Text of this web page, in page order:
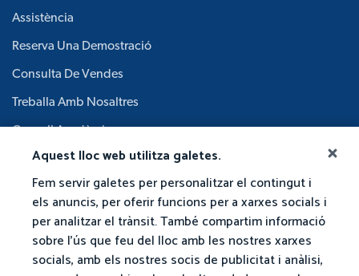
Aquest lloc web utilitza galetes.
Fem servir galetes per personalitzar el contingut i
els anuncis, per oferir funcions per a xarxes socials i
per analitzar el trànsit. També compartim informació
sobre l'ús que feu del lloc amb les nostres xarxes
socials, amb els nostres socis de publicitat i anàlisi,
Assistència
Reserva Una Demostració
Consulta De Vendes
Treballa Amb Nosaltres
Consell Acadèmic